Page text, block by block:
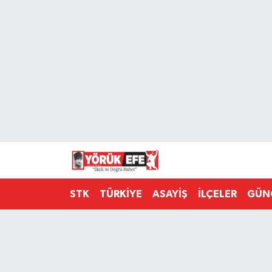
STK TÜRKİYE ASAYİŞ İLÇELER
Süper Lig Puan Durumu ve Fikstür
Tüm Manşetler